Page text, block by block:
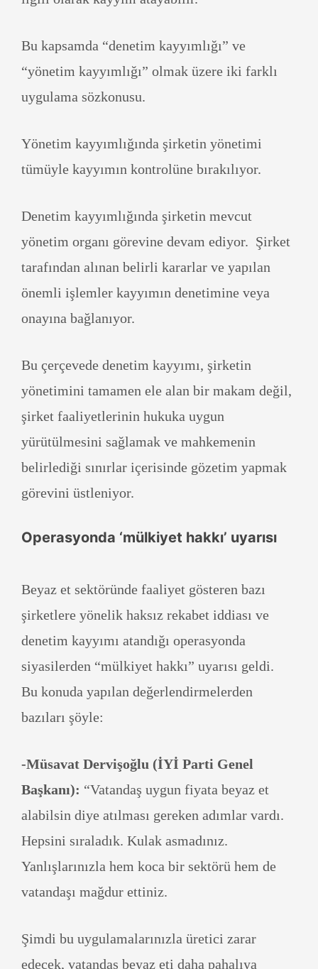
Bu kapsamda “denetim kayyımlığı” ve
“yönetim kayyımlığı” olmak üzere iki farklı
uygulama sözkonusu.
Yönetim kayyımlığında şirketin yönetimi
tümüyle kayyımın kontrolüne bırakılıyor.
Denetim kayyımlığında şirketin mevcut
yönetim organı görevine devam ediyor. Şirket
tarafından alınan belirli kararlar ve yapılan
önemli işlemler kayyımın denetimine veya
onayına bağlanıyor.
Bu çerçevede denetim kayyımı, şirketin
yönetimini tamamen ele alan bir makam değil,
şirket faaliyetlerinin hukuka uygun
yürütülmesini sağlamak ve mahkemenin
belirlediği sınırlar içerisinde gözetim yapmak
görevini üstleniyor.
Operasyonda ‘mülkiyet hakkı’ uyarısı
Beyaz et sektöründe faaliyet gösteren bazı
şirketlere yönelik haksız rekabet iddiası ve
denetim kayyımı atandığı operasyonda
siyasilerden “mülkiyet hakkı” uyarısı geldi.
Bu konuda yapılan değerlendirmelerden
bazıları şöyle:
-Müsavat Dervişoğlu (İYİ Parti Genel
Başkanı): “Vatandaş uygun fiyata beyaz et
alabilsin diye atılması gereken adımlar vardı.
Hepsini sıraladık. Kulak asmadınız.
Yanlışlarınızla hem koca bir sektörü hem de
vatandaşı mağdur ettiniz.
Şimdi bu uygulamalarınızla üretici zarar
edecek, vatandaş beyaz eti daha pahalıya